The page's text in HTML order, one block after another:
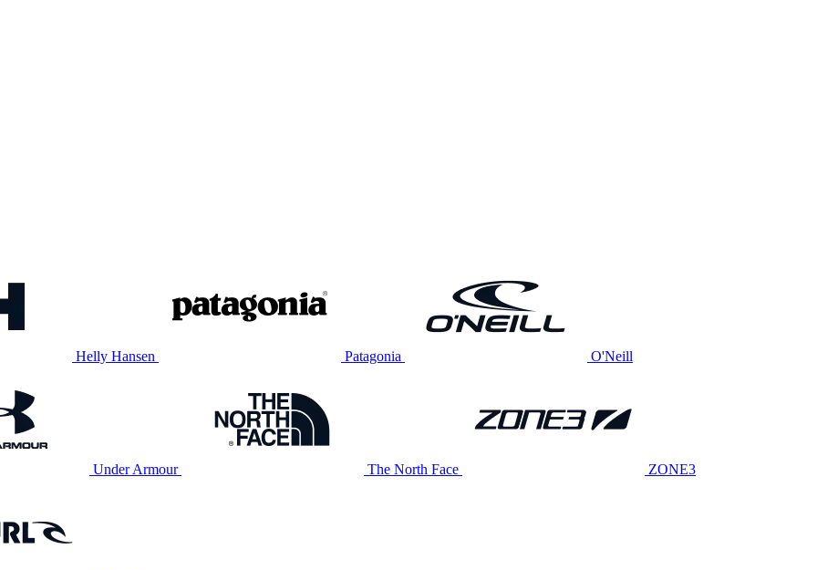
Helly Hansen Patagonia O'Neill
Under Armour The North Face ZONE3